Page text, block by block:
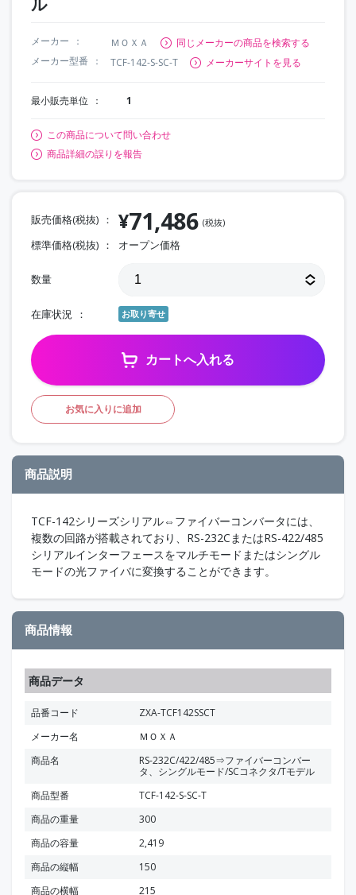
メーカー ＭＯＸＡ
同じメーカーの商品を検索する
メーカー型番
TCF-142-S-SC-T メーカーサイトを見る
最小販売単位 1
この商品について問い合わせ
商品詳細の誤りを報告
販売価格(税抜) ¥71,486 (税抜)
標準価格(税抜) オープン価格
数量
在庫状況 お取り寄せ
カートへ入れる
お気に入りに追加
商品説明
TCF-142シリーズシリアル⇔ファイバーコンバータには、
複数の回路が搭載されており、RS-232CまたはRS-422/485
シリアルインターフェースをマルチモードまたはシングル
モードの光ファイバに変換することができます。
商品情報
商品データ
品番コード
ZXA-TCF142SSCT
メーカー名
ＭＯＸＡ
商品名
RS-232C/422/485⇒ファイバーコンバー
タ、シングルモード/SCコネクタ/Tモデル
商品型番
TCF-142-S-SC-T
商品の重量
300
商品の容量
2,419
商品の縦幅
150
商品の横幅
215